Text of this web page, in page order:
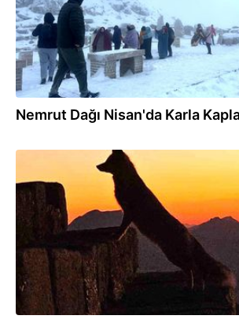
Nemrut Dağı Nisan'da Karla